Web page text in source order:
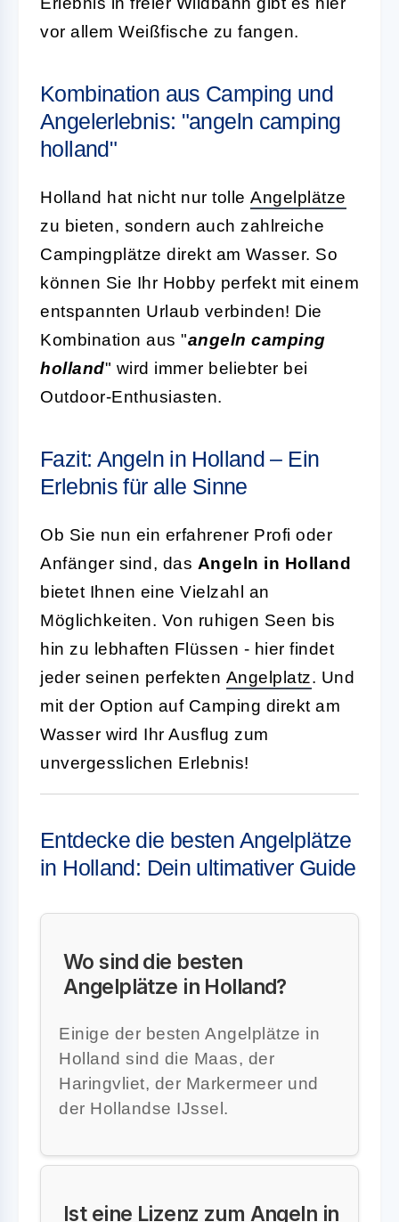
vor allem Weißfische zu fangen.
Kombination aus Camping und
Angelerlebnis: "angeln camping
holland"
Holland hat nicht nur tolle Angelplätze
zu bieten, sondern auch zahlreiche
Campingplätze direkt am Wasser. So
können Sie Ihr Hobby perfekt mit einem
entspannten Urlaub verbinden! Die
Kombination aus "angeln camping
holland" wird immer beliebter bei
Outdoor-Enthusiasten.
Fazit: Angeln in Holland – Ein
Erlebnis für alle Sinne
Ob Sie nun ein erfahrener Profi oder
Anfänger sind, das Angeln in Holland
bietet Ihnen eine Vielzahl an
Möglichkeiten. Von ruhigen Seen bis
hin zu lebhaften Flüssen - hier findet
jeder seinen perfekten Angelplatz. Und
mit der Option auf Camping direkt am
Wasser wird Ihr Ausflug zum
unvergesslichen Erlebnis!
Entdecke die besten Angelplätze
in Holland: Dein ultimativer Guide
Wo sind die besten
Angelplätze in Holland?
Einige der besten Angelplätze in
Holland sind die Maas, der
Haringvliet, der Markermeer und
der Hollandse IJssel.
Ist eine Lizenz zum Angeln in